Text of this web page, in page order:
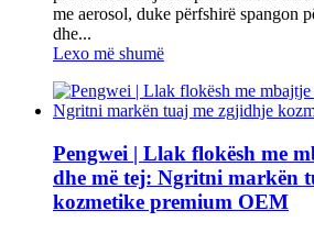
me aerosol, duke përfshirë spangon
dhe...
Lexo më shumë
Pengwei | Llak flokësh me
dhe më tej: Ngritni markën
kozmetike premium OEM